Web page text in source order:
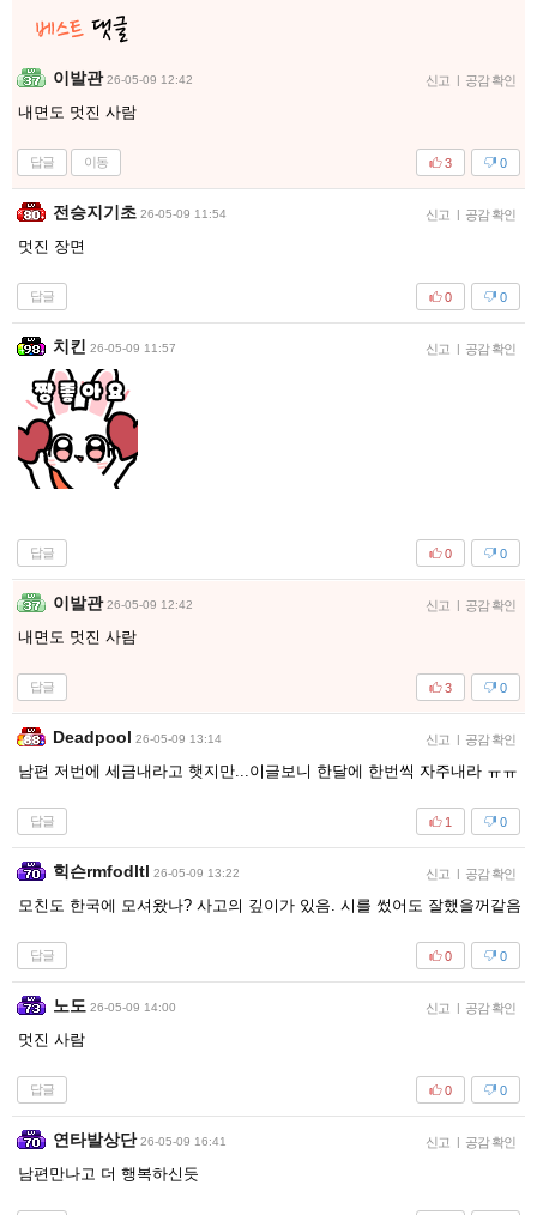
이발관 26-05-09 12:42 신고 | 공감 확인
내면도 멋진 사람
답글 이동 0
3
전승지기초 26-05-09 11:54 신고 | 공감 확인
멋진 장면
답글 0
0
치킨 26-05-09 11:57 신고 | 공감 확인
답글 0
0
이발관 26-05-09 12:42 신고 | 공감 확인
내면도 멋진 사람
답글 0
3
Deadpool 26-05-09 13:14 신고 | 공감 확인
남편 저번에 세금내라고 햇지만...이글보니 한달에 한번씩 자주내라 ㅠㅠ
답글 0
1
힉슨rmfodltl 26-05-09 13:22 신고 | 공감 확인
모친도 한국에 모셔왔나? 사고의 깊이가 있음. 시를 썼어도 잘했을꺼같음
답글 0
0
노도 26-05-09 14:00 신고 | 공감 확인
멋진 사람
답글 0
0
연타발상단 26-05-09 16:41 신고 | 공감 확인
남편만나고 더 행복하신듯